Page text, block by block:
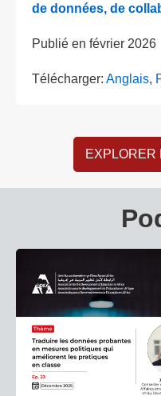
de données, de
Publié en février 2026
Télécharger: Anglais,
EXPLORER